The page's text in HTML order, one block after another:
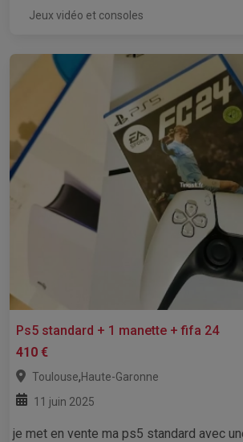
Jeux vidéo et consoles
Ps5 standard + 1 manette + fifa 24
410 €
Toulouse,Haute-Garonne
11 juin 2025
je met en vente ma ps5 standard avec